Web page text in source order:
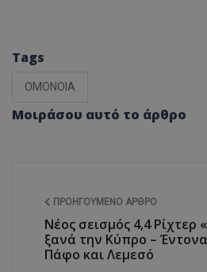
Tags
ΟΜΟΝΟΙΑ
Μοιράσου αυτό το άρθρο
ΠΡΟΗΓΟΎΜΕΝΟ ΆΡΘΡΟ
Νέος σεισμός 4,4 Ρίχτερ
ξανά την Κύπρο –
Πάφο και Λεμεσό